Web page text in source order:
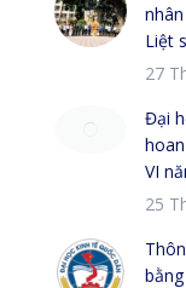
Liệt
27
Đại
VI
25